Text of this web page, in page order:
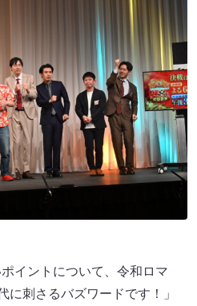
イントについて、令和ロマ
に刺さるバズワードです！」